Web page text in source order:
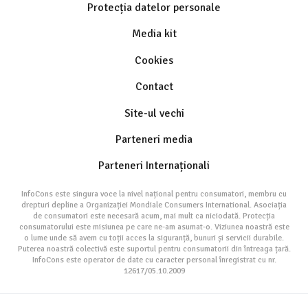
Protecția datelor personale
Media kit
Cookies
Contact
Site-ul vechi
Parteneri media
Parteneri Internaționali
InfoCons este singura voce la nivel național pentru consumatori, membru cu
drepturi depline a Organizației Mondiale Consumers International. Asociația
de consumatori este necesară acum, mai mult ca niciodată. Protecția
consumatorului este misiunea pe care ne-am asumat-o. Viziunea noastră este
o lume unde să avem cu toții acces la siguranță, bunuri și servicii durabile.
Puterea noastră colectivă este suportul pentru consumatorii din întreaga țară.
InfoCons este operator de date cu caracter personal înregistrat cu nr.
12617/05.10.2009